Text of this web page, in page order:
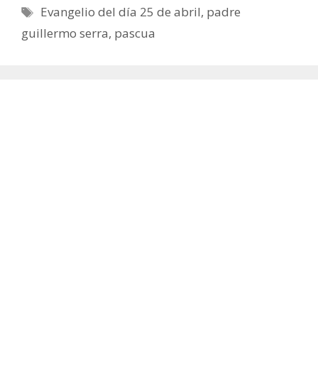
Etiquetas
Evangelio del día 25 de abril, padre
guillermo serra, pascua